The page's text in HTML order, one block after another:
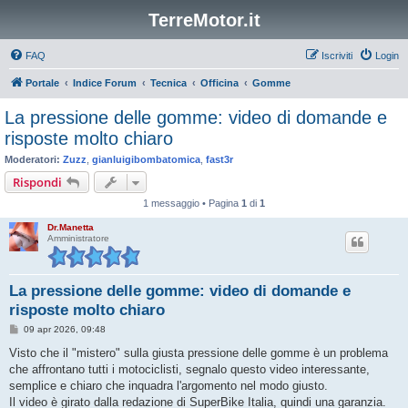
TerreMotor.it
FAQ Login
Iscriviti
Portale Indice Forum Tecnica Officina Gomme
La pressione delle gomme: video di domande e
risposte molto chiaro
Moderatori: Zuzz gianluigibombatomica fast3r
Rispondi
1 messaggio • Pagina 1 di 1
Dr.Manetta
Amministratore
La pressione delle gomme: video di domande e
risposte molto chiaro
M
s
a
g
i
09 apr 2026, 09:48
Visto che il "mistero" sulla giusta pressione delle gomme è un problema
che affrontano tutti i motociclisti, segnalo questo video interessante,
semplice e chiaro che inquadra l'argomento nel modo giusto.
Il video è girato dalla redazione di SuperBike Italia, quindi una garanzia.